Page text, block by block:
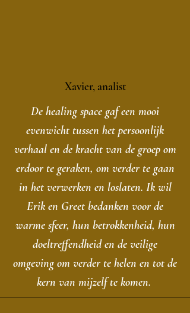
Xavier, analist
De healing space gaf een mooi
evenwicht tussen het persoonlijk
verhaal en de kracht van de groep om
erdoor te geraken, om verder te gaan
in het verwerken en loslaten. Ik wil
Erik en Greet bedanken voor de
warme sfeer, hun betrokkenheid, hun
doeltreffendheid en de veilige
omgeving om verder te helen en tot de
kern van mijzelf te komen.